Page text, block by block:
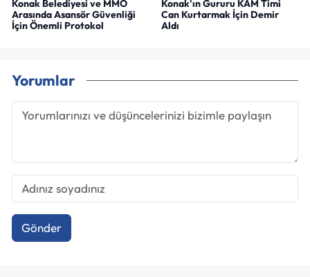
Konak Belediyesi ve MMO
Arasında Asansör Güvenliği
İçin Önemli Protokol
Konak'ın Gururu KAM Timi
Can Kurtarmak İçin Demir
Aldı
Yorumlar
Gönder